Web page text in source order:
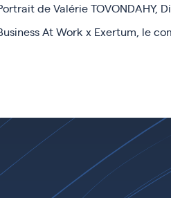
de Valérie TOVONDAHY,
At Work x Exertum, le